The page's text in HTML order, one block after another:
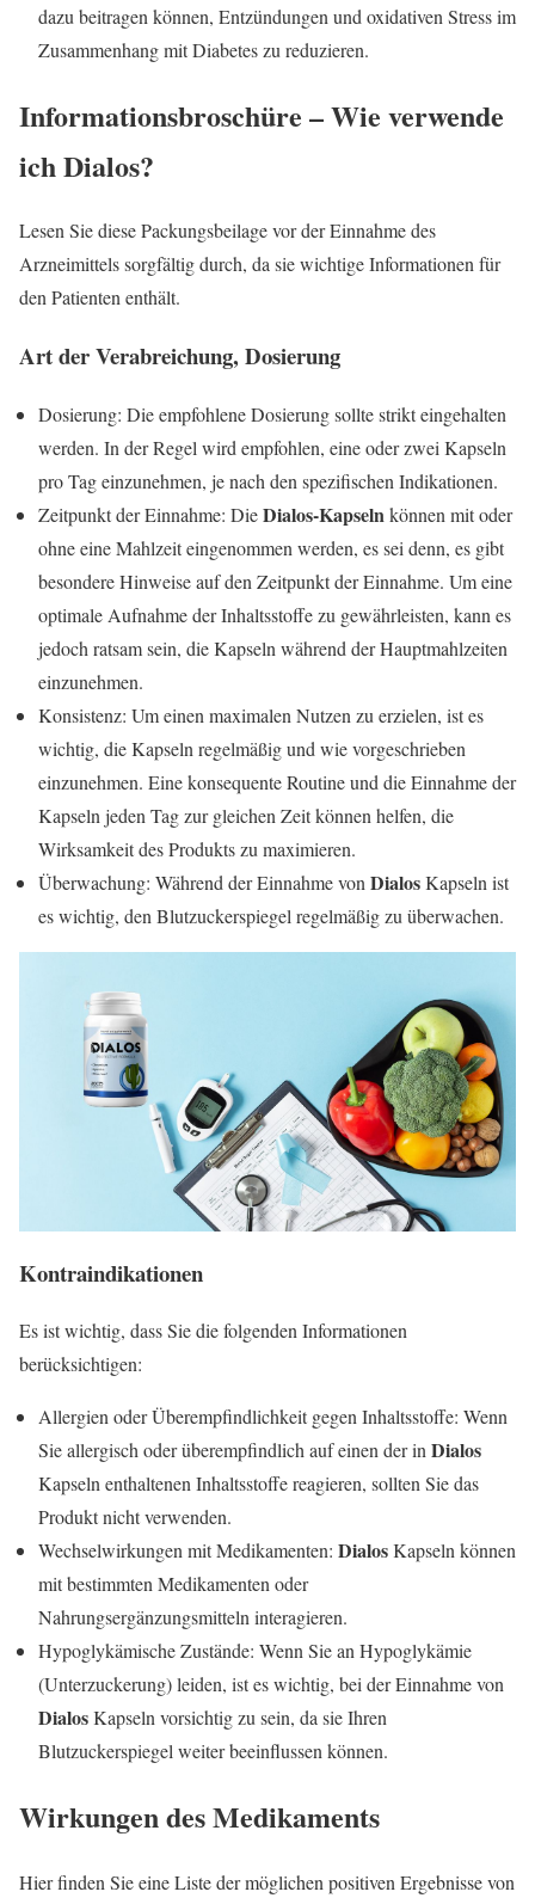
dazu beitragen können, Entzündungen und oxidativen Stress im
Zusammenhang mit Diabetes zu reduzieren.
Informationsbroschüre – Wie verwende
ichDialos?
Lesen Sie diese Packungsbeilage vor der Einnahme des
Arzneimittels sorgfältig durch, da sie wichtige Informationen für
den Patienten enthält.
Art der Verabreichung, Dosierung
Dosierung: Die empfohlene Dosierung sollte strikt eingehalten
werden. In der Regel wird empfohlen, eine oder zwei Kapseln
pro Tag einzunehmen, je nach den spezifischen Indikationen.
Zeitpunkt der Einnahme: DieDialos-Kapselnkönnen mit oder
ohne eine Mahlzeit eingenommen werden, es sei denn, es gibt
besondere Hinweise auf den Zeitpunkt der Einnahme. Um eine
optimale Aufnahme der Inhaltsstoffe zu gewährleisten, kann es
jedoch ratsam sein, die Kapseln während der Hauptmahlzeiten
einzunehmen.
Konsistenz: Um einen maximalen Nutzen zu erzielen, ist es
wichtig, die Kapseln regelmäßig und wie vorgeschrieben
einzunehmen. Eine konsequente Routine und die Einnahme der
Kapseln jeden Tag zur gleichen Zeit können helfen, die
Wirksamkeit des Produkts zu maximieren.
Überwachung: Während der Einnahme von DialosKapseln ist
es wichtig, den Blutzuckerspiegel regelmäßig zu überwachen.
Kontraindikationen
Es ist wichtig, dass Sie die folgenden Informationen
berücksichtigen:
Allergien oder Überempfindlichkeit gegen Inhaltsstoffe: Wenn
Sie allergisch oder überempfindlich auf einen der inDialos
Kapseln enthaltenen Inhaltsstoffe reagieren, sollten Sie das
Produkt nicht verwenden.
Wechselwirkungen mit Medikamenten: DialosKapseln können
mit bestimmten Medikamenten oder
Nahrungsergänzungsmitteln interagieren.
Hypoglykämische Zustände: Wenn Sie an Hypoglykämie
(Unterzuckerung) leiden, ist es wichtig, bei der Einnahme von
DialosKapseln vorsichtig zu sein, da sie Ihren
Blutzuckerspiegel weiter beeinflussen können.
Wirkungen des Medikaments
Hier finden Sie eine Liste der möglichen positiven Ergebnisse von